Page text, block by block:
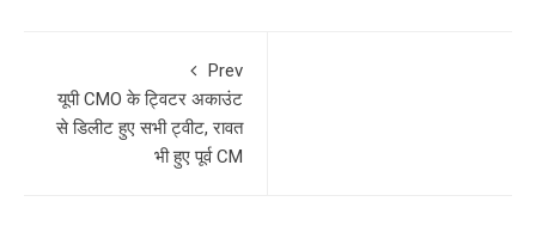
Prev
यूपी CMO के ट्विटर अकाउंट
से डिलीट हुए सभी ट्वीट, रावत
भी हुए पूर्व CM